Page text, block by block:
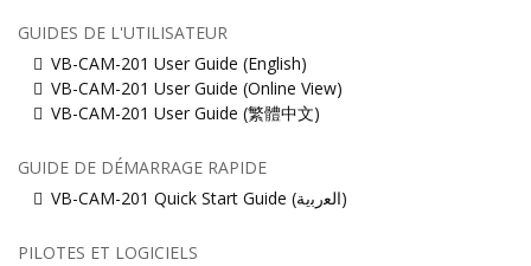
GUIDES DE L'UTILISATEUR
VB-CAM-201 User Guide (English)
VB-CAM-201 User Guide (Online View)
VB-CAM-201 User Guide (繁體中文)
GUIDE DE DÉMARRAGE RAPIDE
VB-CAM-201 Quick Start Guide (ﺍﻟﻌﺭﺑﻳﺔ)
PILOTES ET LOGICIELS